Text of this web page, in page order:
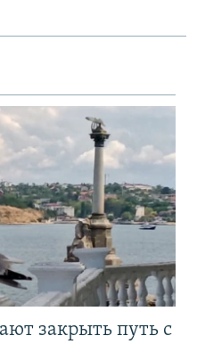
закрыть путь с